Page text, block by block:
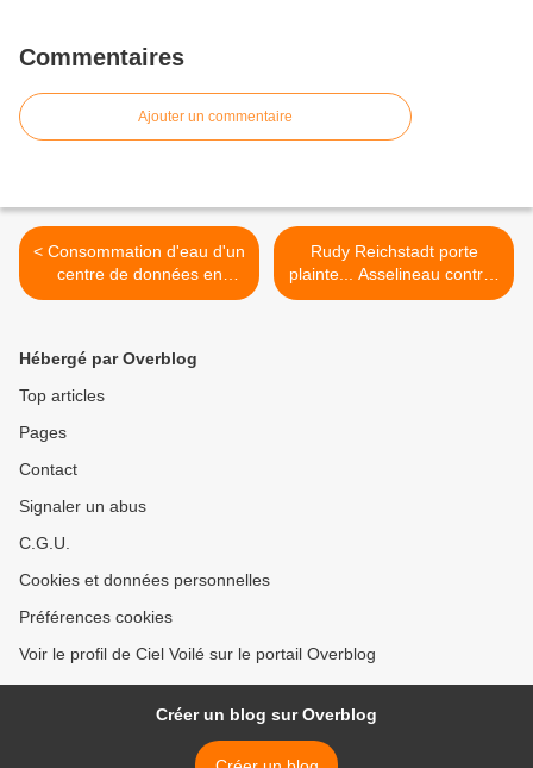
Commentaires
Ajouter un commentaire
< Consommation d'eau d'un
centre de données en
Géorgie
Rudy Reichstadt porte
plainte... Asselineau contre-
attaque ! - Amélie Ismaïli et
Hébergé par Overblog
Top articles
Pages
Contact
Signaler un abus
C.G.U.
Cookies et données personnelles
Préférences cookies
Voir le profil de Ciel Voilé sur le portail Overblog
Créer un blog sur Overblog